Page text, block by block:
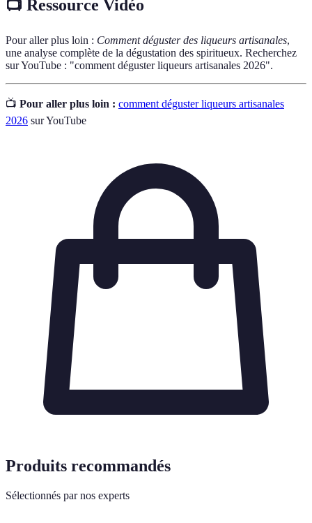
📺 Ressource Vidéo
Pour aller plus loin : Comment déguster des liqueurs artisanales,
une analyse complète de la dégustation des spiritueux. Recherchez
sur YouTube : "comment déguster liqueurs artisanales 2026".
📺 Pour aller plus loin : comment déguster liqueurs artisanales
2026 sur YouTube
Produits recommandés
Sélectionnés par nos experts